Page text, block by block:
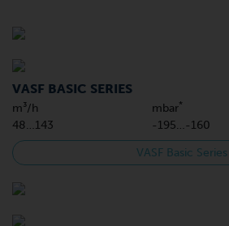
VASF BASIC SERIES
m³/h mbar*
48…143 -195…-160
VASF Basic Series